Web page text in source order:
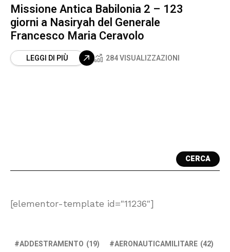
Missione Antica Babilonia 2 – 123
giorni a Nasiryah del Generale
Francesco Maria Ceravolo
LEGGI DI PIÙ 284 VISUALIZZAZIONI
CERCA
[elementor-template id="11236"]
ADDESTRAMENTO (19) AERONAUTICAMILITARE (42)